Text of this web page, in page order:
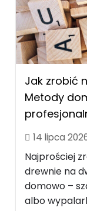
Jak zrobić
Metody
14 lipca
Najprościej
drewnie na
domowo –
albo